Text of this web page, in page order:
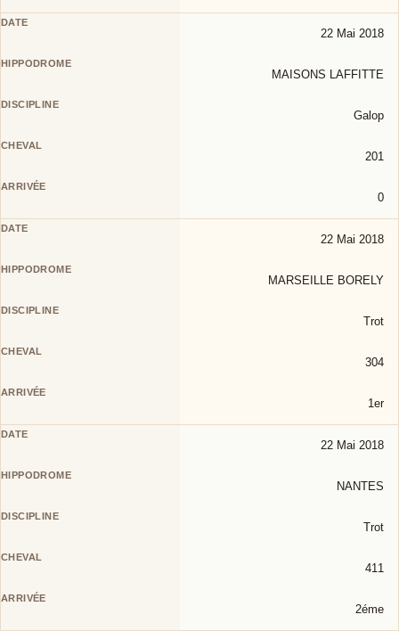
22 Mai 2018
MAISONS LAFFITTE
Galop
201
0
22 Mai 2018
MARSEILLE BORELY
Trot
304
1er
22 Mai 2018
NANTES
Trot
411
2éme